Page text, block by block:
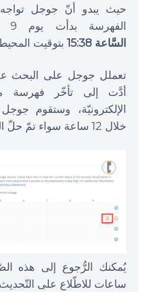
حيث يبدو أنّ جوجل
الفهرسة بدأت يوم 9 نوفمبر 2024 على
السَّاعة 15:38
بتوقيت
تعملل جوجل على البحث
أدَّت إلى تأخّر فهرسة
الإلكترونيّة، وستقوم
خلال 12 ساعة سواء تمّ حلّ المشكلة بالكامل أم لا:
يُمكنك الرُّجوع إلى هذه
ساعات للاطّلاع على التّحديث